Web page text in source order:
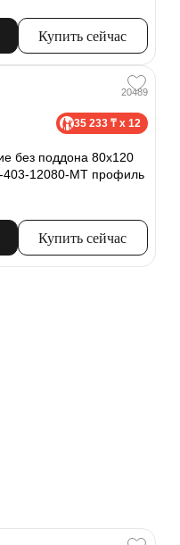
Купить сейчас
20489
35 233 ₸ x 12
без поддона 80х120
403-12080-MT профиль
Купить сейчас